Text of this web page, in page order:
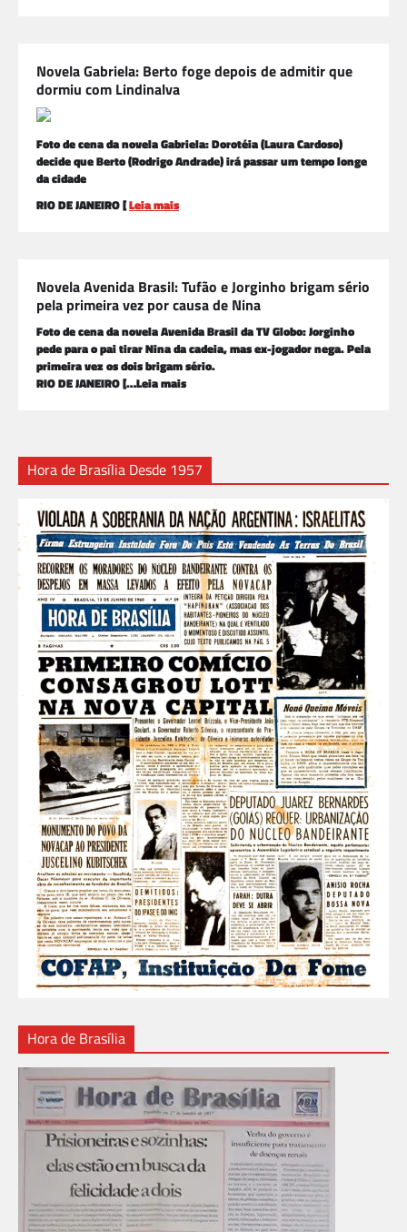
Novela Gabriela: Berto foge depois de admitir que
dormiu com Lindinalva
Foto de cena da novela Gabriela: Dorotéia (Laura Cardoso)
decide que Berto (Rodrigo Andrade) irá passar um tempo longe
da cidade
RIO DE JANEIRO [Leia mais
Novela Avenida Brasil: Tufão e Jorginho brigam sério
pela primeira vez por causa de Nina
Foto de cena da novela Avenida Brasil da TV Globo: Jorginho
pede para o pai tirar Nina da cadeia, mas ex-jogador nega. Pela
primeira vez os dois brigam sério.
RIO DE JANEIRO […Leia mais
Hora de Brasília Desde 1957
Hora de Brasília